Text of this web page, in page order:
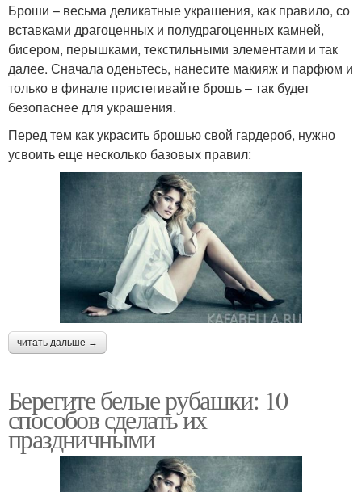
Броши – весьма деликатные украшения, как правило, со
вставками драгоценных и полудрагоценных камней,
бисером, перышками, текстильными элементами и так
далее. Сначала оденьтесь, нанесите макияж и парфюм и
только в финале пристегивайте брошь – так будет
безопаснее для украшения.
Перед тем как украсить брошью свой гардероб, нужно
усвоить еще несколько базовых правил:
читать дальше →
Берегите белые рубашки: 10
способов сделать их
праздничными